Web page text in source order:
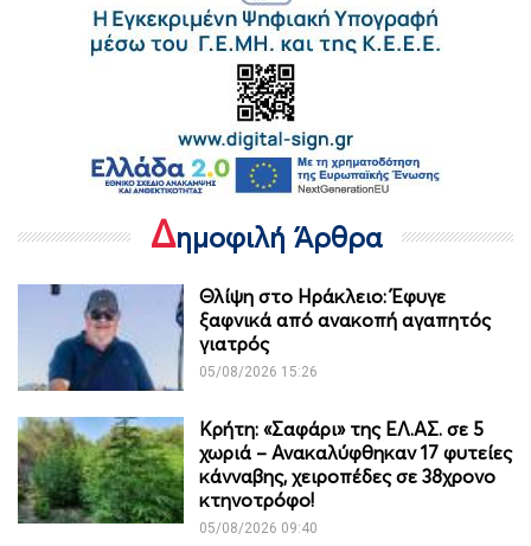
Δημοφιλή Άρθρα
Θλίψη στο Ηράκλειο: Έφυγε
ξαφνικά από ανακοπή αγαπητός
γιατρός
05/08/2026 15:26
Κρήτη: «Σαφάρι» της ΕΛ.ΑΣ. σε 5
χωριά – Ανακαλύφθηκαν 17 φυτείες
κάνναβης, χειροπέδες σε 38χρονο
κτηνοτρόφο!
05/08/2026 09:40